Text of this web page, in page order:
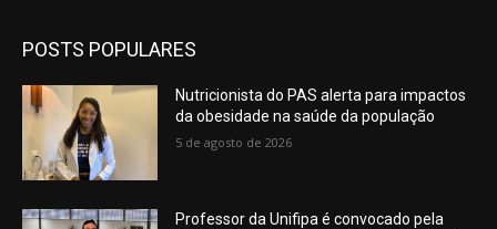
POSTS POPULARES
Nutricionista do PAS alerta para impactos
da obesidade na saúde da população
5 de agosto de 2026
Professor da Unifipa é convocado pela